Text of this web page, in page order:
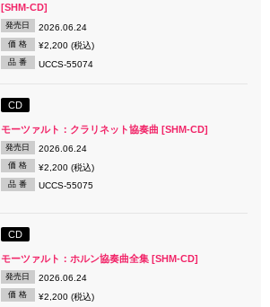
[SHM-CD]
発売日 2026.06.24
価 格 ¥2,200 (税込)
品 番 UCCS-55074
CD
モーツァルト：クラリネット協奏曲 [SHM-CD]
発売日 2026.06.24
価 格 ¥2,200 (税込)
品 番 UCCS-55075
CD
モーツァルト：ホルン協奏曲全集 [SHM-CD]
発売日 2026.06.24
価 格 ¥2,200 (税込)